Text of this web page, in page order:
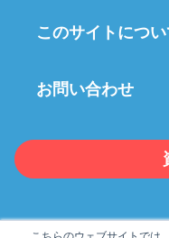
こちらのウェブサイトでは
このサイトについ
お問い合わせ